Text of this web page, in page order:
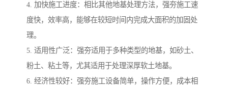
4. 加快施工进度：相比其他地基处理方法，强夯施工速
度快，效率高，能够在较短时间内完成大面积的加固处
理。
5. 适用性广泛：强夯适用于多种类型的地基，如砂土、
粉土、粘土等，尤其适用于处理深厚软土地基。
6. 经济性较好：强夯施工设备简单，操作方便，成本相